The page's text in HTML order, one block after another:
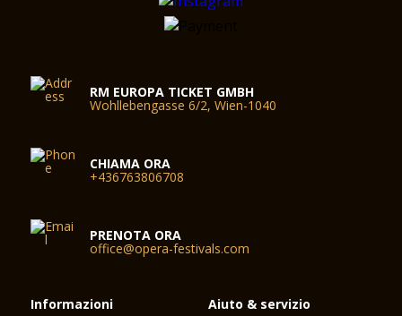
RM EUROPA TICKET GMBH
Wohllebengasse 6/2, Wien-1040
CHIAMA ORA
+436763806708
PRENOTA ORA
office@opera-festivals.com
Informazioni Aiuto & servizio